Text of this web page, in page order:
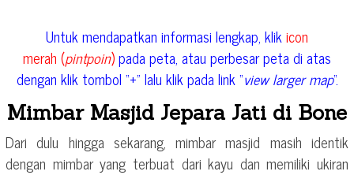
Untuk mendapatkan informasi lengkap, klikicon
merah (pintpoin)pada peta, atau perbesar peta di atas
dengan klik tombol “+” lalu klik pada link “view larger map“.
Mimbar Masjid Jepara Jati di Bone
Dari dulu hingga sekarang, mimbar masjid masih identik
dengan mimbar yang terbuat dari kayu dan memiliki ukiran